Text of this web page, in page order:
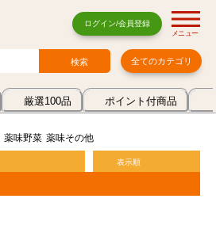
ログイン/会員登録
メニュー
全てのカテゴリ
厳選100品 ポイント付商品
薬味野菜 薬味その他
表示順